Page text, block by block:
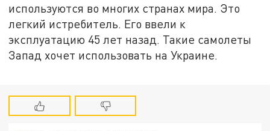
используются во многих странах мира. Это
легкий истребитель. Его ввели к
эксплуатацию 45 лет назад. Такие самолеты
Запад хочет использовать на Украине.